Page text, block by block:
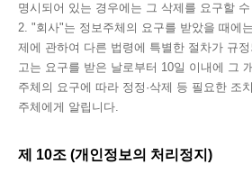
명시되어 있는 경우에는 그 삭제를 요구할
2. "회사"는 정보주체의 요구를 받았을 때에
제에 관하여 다른 법령에 특별한 절차가 규
고는 요구를 받은 날로부터 10일 이내에 그
주체의 요구에 따라 정정·삭제 등 필요한 조
주체에게 알립니다.
제 10조 (개인정보의 처리정지)